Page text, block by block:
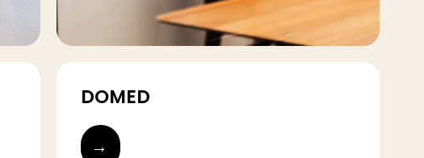
DOMED
→